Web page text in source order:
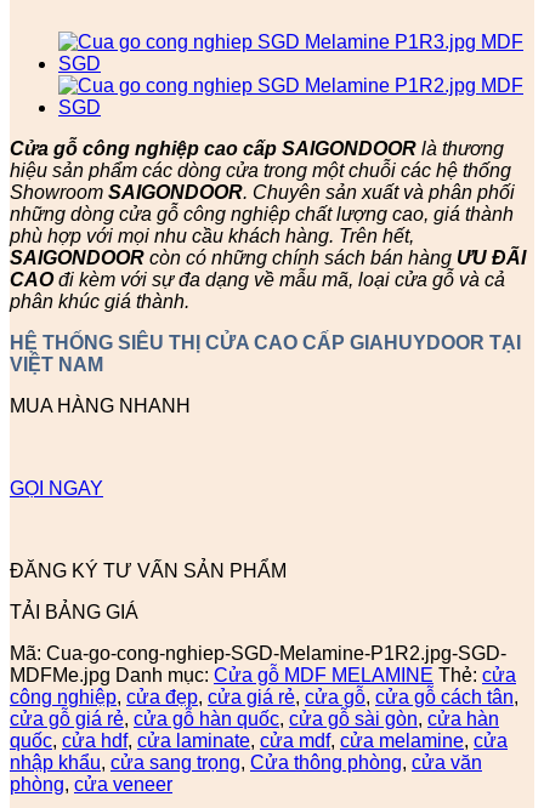
Cửa gỗ công nghiệp cao cấp SAIGONDOOR là thương
hiệu sản phẩm các dòng cửa trong một chuỗi các hệ thống
Showroom SAIGONDOOR. Chuyên sản xuất và phân phối
những dòng cửa gỗ công nghiệp chất lượng cao, giá thành
phù hợp với mọi nhu cầu khách hàng. Trên hết,
SAIGONDOOR còn có những chính sách bán hàng ƯU ĐÃI
CAOđi kèm với sự đa dạng về mẫu mã, loại cửa gỗ và cả
phân khúc giá thành.
HỆ THỐNG SIÊU THỊ CỬA CAO CẤP GIAHUYDOOR TẠI
VIỆT NAM
MUA HÀNG NHANH
GỌI NGAY
ĐĂNG KÝ TƯ VẤN SẢN PHẨM
TẢI BẢNG GIÁ
Mã: Cua-go-cong-nghiep-SGD-Melamine-P1R2.jpg-SGD-
MDFMe.jpg Danh mục: Cửa gỗ MDF MELAMINE Thẻ: cửa
công nghiệp, cửa đẹp, cửa giá rẻ, cửa gỗ, cửa gỗ cách tân,
cửa gỗ giá rẻ, cửa gỗ hàn quốc, cửa gỗ sài gòn, cửa hàn
quốc, cửa hdf, cửa laminate, cửa mdf, cửa melamine, cửa
nhập khẩu, cửa sang trọng, Cửa thông phòng, cửa văn
phòng, cửa veneer